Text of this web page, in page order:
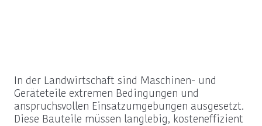
In der Landwirtschaft sind Maschinen- und
Geräteteile extremen Bedingungen und
anspruchsvollen Einsatzumgebungen ausgesetzt.
Diese Bauteile müssen langlebig, kosteneffizient